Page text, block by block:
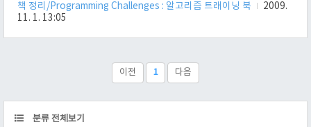
의 문제가 이해가 되지 않아, 검색하다 이 블로그를 찾게 된 사람
는 문제입니다. 호주식 투표 제도는 다음과 같은 알고리즘에 따
겨 투표를 합니다. 이때 1순위 후보자만을 집계하여, 과반수 이상
표를 얻은 사람이 있다면, 당선을 시킵니다. 만약 당선자가 없다
면..
책 정리/Programming Challenges : 알고리즘 트래이닝 북
2009.
11. 1. 13:05
이전 1 다음
CATEGORY
분류 전체보기